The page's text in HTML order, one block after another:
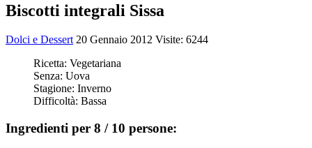
Biscotti integrali Sissa
Dolci e Dessert 20 Gennaio 2012 Visite: 6244
Ricetta: Vegetariana
Senza: Uova
Stagione: Inverno
Difficoltà: Bassa
Ingredienti per 8 / 10 persone: